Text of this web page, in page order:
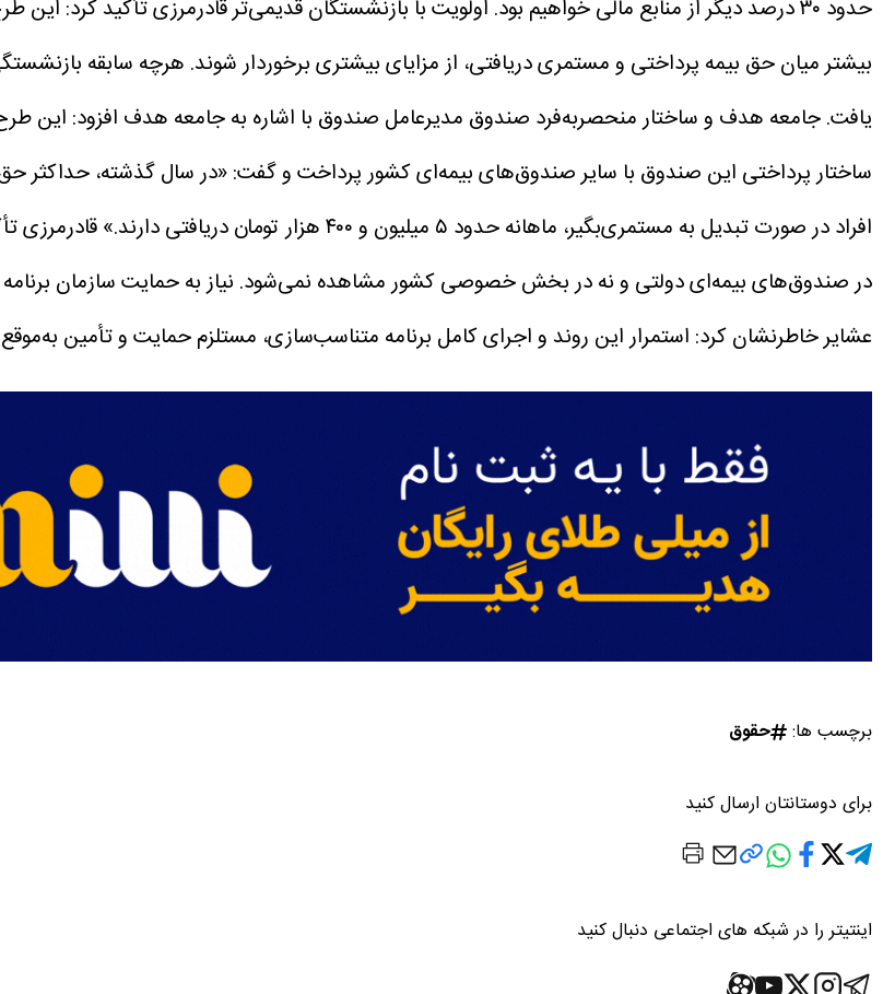
حدود ۳۰ درصد دیگر از منابع مالی خواهیم بود.
اولویت با بازنشستگان قدیمی‌ترقادرمرزی تأکید کرد: این
بیشتر میان حق بیمه پرداختی و مستمری دریافتی، از مزایای بیشتری برخوردار شوند. هرچه سابقه
یافت.جامعه هدف و ساختار منحصربه‌فرد صندوق مدیرعامل صندوق با اشاره به جامعه هدف افزود: این طرح حدود ۲۴۰ هزار مستمری‌بگیر را
افراد در صورت تبدیل به مستمری‌بگیر، ماهانه حدود ۵ میلیون و ۴۰۰ هزار تومان دریافتی دارند.»
قادرمرزی
در صندوق‌های بیمه‌ای دولتی و نه در بخش خصوصی کشور مشاهده نمی‌شود. نیاز به حمایت سازمان
عشایر خاطرنشان کرد: استمرار این روند و اجرای کامل برنامه متناسب‌سازی، مستلزم حمایت و تأمین
برچسب ها: حقوق
برای دوستانتان ارسال کنید
اینتیتر را در شبکه های اجتماعی دنبال کنید